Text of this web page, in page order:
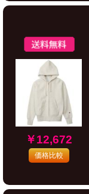
￥12,672
価格比較